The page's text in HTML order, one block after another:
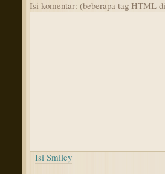
Isi komentar: (beberapa tag HTML
Isi Smiley